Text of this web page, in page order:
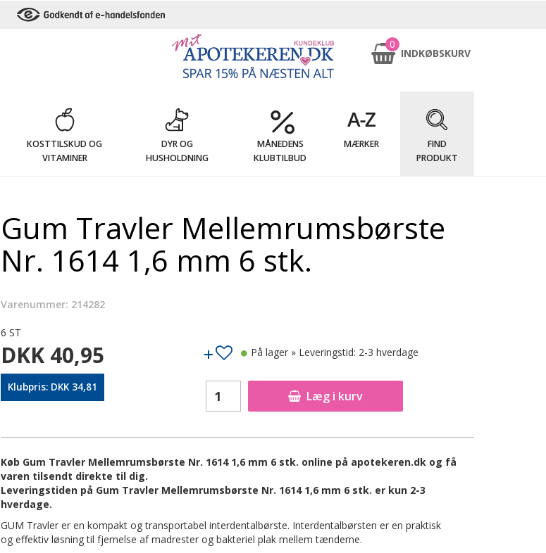
0
INDKØBSKURV
KOSTTILSKUD OG
VITAMINER
DYR OG
HUSHOLDNING
MÅNEDENS
KLUBTILBUD
MÆRKER
FIND
PRODUKT
Gum Travler Mellemrumsbørste
Nr. 1614 1,6 mm 6 stk.
Varenummer: 214282
6 ST
DKK 40,95
Klubpris: DKK 34,81
Læg i kurv
På lager » Leveringstid: 2-3 hverdage
Køb Gum Travler Mellemrumsbørste Nr. 1614 1,6 mm 6 stk. online på apotekeren.dk og få
varen tilsendt direkte til dig.
Leveringstiden på Gum Travler Mellemrumsbørste Nr. 1614 1,6 mm 6 stk. er kun 2-3
hverdage.
GUM Travler er en kompakt og transportabel interdentalbørste. Interdentalbørsten er en praktisk
og effektiv løsning til fjernelse af madrester og bakteriel plak mellem tænderne.